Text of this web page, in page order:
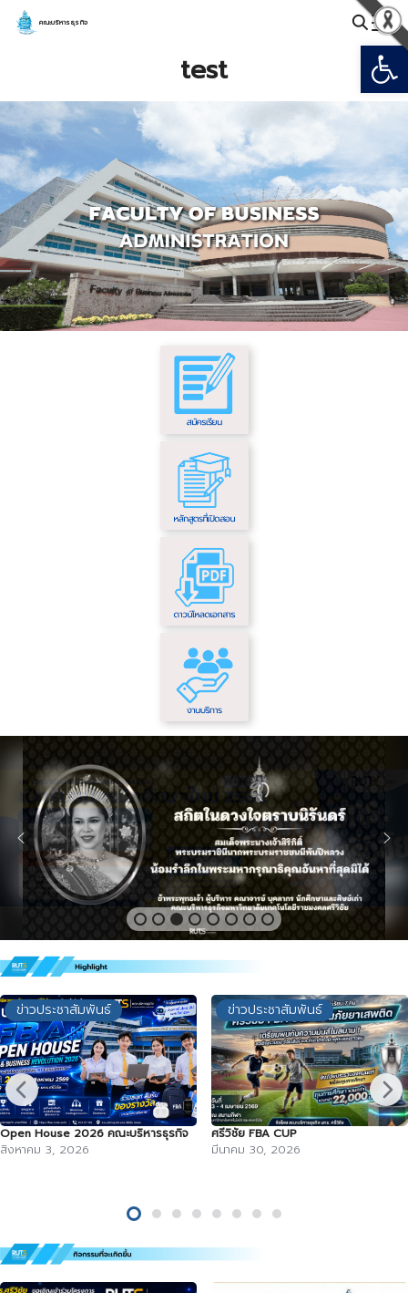
Skip
คณะบริหารธุรกิจ
test
ข่าวประชาสัมพันธ์
Open House 2026 คณะบริหารธุรกิจ
สิงหาคม 3, 2026
ข่าวประชาสัมพันธ์
ศรีวิชัย FBA CUP
มีนาคม 30, 2026